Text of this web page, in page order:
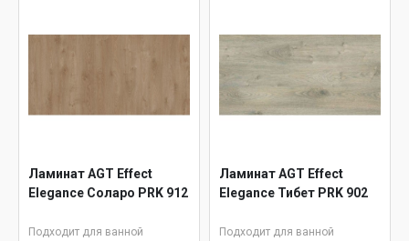
Ламинат AGT Effect
Elegance Соларо PRK 912
Подходит для ванной
Ламинат AGT Effect
Elegance Тибет PRK 902
Подходит для ванной